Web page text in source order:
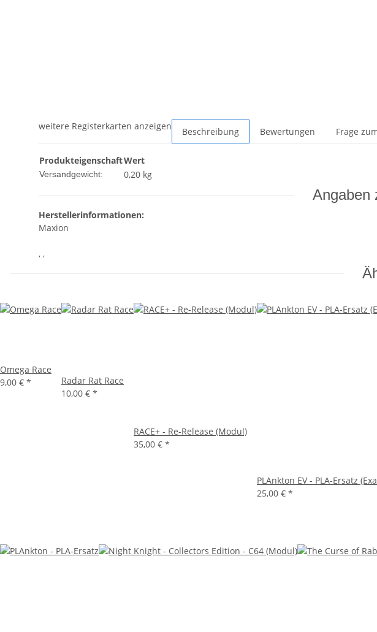
weitere Registerkarten anzeigen Beschreibung Bewertungen Frage
ProdukteigenschaftWert
Versandgewicht: 0,20 kg
Angaben
Herstellerinformationen:
Maxion
, ,
Omega Race
9,00 € *
Radar Rat Race
10,00 € *
RACE+ - Re-Release (Modul)
35,00 € *
PLAnkton EV - PLA-Ersatz
25,00 € *